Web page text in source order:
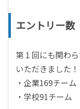
エントリー数
第１回にも関わ
いただきました！
・企業169チーム
・学校91チーム